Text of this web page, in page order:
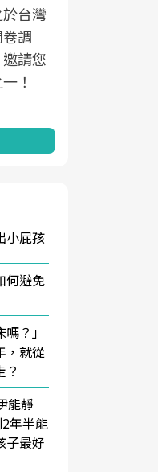
台灣
調
請您
！
小屁孩
何避免
？」
，就從
？
能靜
年半能
子最好